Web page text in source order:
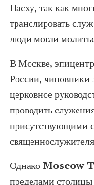
Пасху, так как
транслировать
люди могли
В Москве,
России, чиновники
церковное
проводить
присутствующими
Однако Moscow
пределами